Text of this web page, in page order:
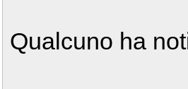
Qualcuno ha